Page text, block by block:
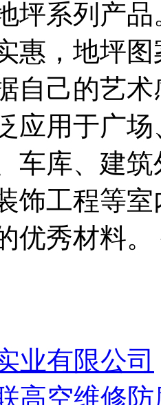
坪系列产
惠，地坪
自己的艺
应用于广
车库、建
饰工程等
优秀材料
业有限公司